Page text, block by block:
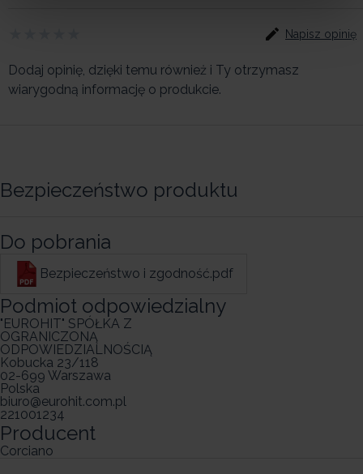
Napisz opinię
Dodaj opinię, dzięki temu również i Ty otrzymasz
wiarygodną informację o produkcie.
Bezpieczeństwo produktu
Do pobrania
Bezpieczeństwo i zgodność.pdf
Podmiot odpowiedzialny
"EUROHIT" SPÓŁKA Z
OGRANICZONĄ
ODPOWIEDZIALNOŚCIĄ
Kobucka 23/118
02-699 Warszawa
Polska
biuro@eurohit.com.pl
221001234
Producent
Corciano